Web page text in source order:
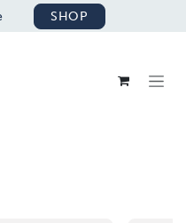
SHOP